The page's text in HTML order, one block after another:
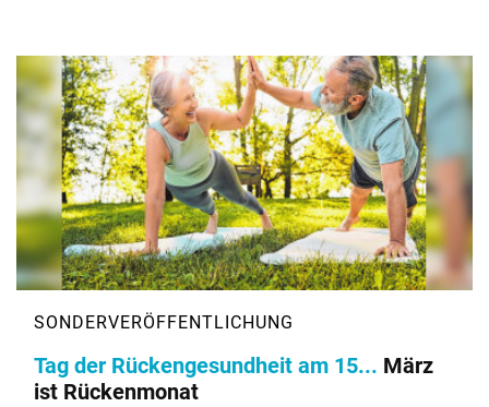
Tag der Rückengesundheit am 15... März
ist Rückenmonat